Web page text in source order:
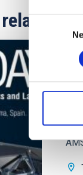
Selección